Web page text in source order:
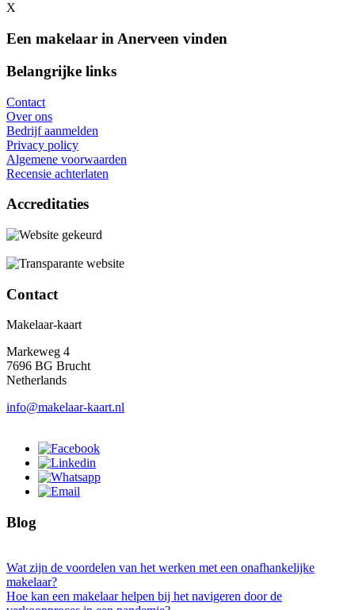
X
Een makelaar in Anerveen vinden
Belangrijke links
Contact
Over ons
Bedrijf aanmelden
Privacy policy
Algemene voorwaarden
Recensie achterlaten
Accreditaties
Contact
Makelaar-kaart
Markeweg 4
7696 BG Brucht
Netherlands
info@makelaar-kaart.nl
Blog
Wat zijn de voordelen van het werken met een onafhankelijke
makelaar?
Hoe kan een makelaar helpen bij het navigeren door de